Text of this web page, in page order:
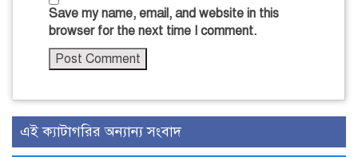
Save my name, email, and website in this
browser for the next time I comment.
এই ক্যাটাগরির অন্যান্য সংবাদ